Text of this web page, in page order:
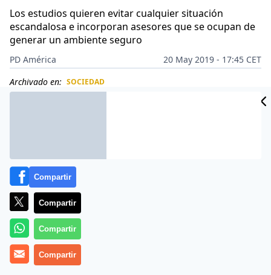
Los estudios quieren evitar cualquier situación
escandalosa e incorporan asesores que se ocupan de
generar un ambiente seguro
PD América
20 May 2019 - 17:45 CET
Archivado en: SOCIEDAD
Compartir
Compartir
Compartir
Compartir